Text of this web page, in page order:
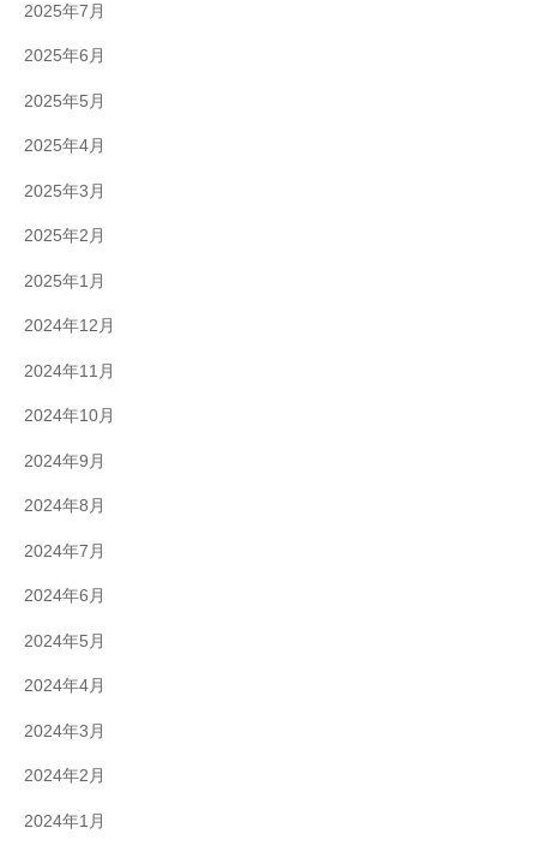
2025年7月
2025年6月
2025年5月
2025年4月
2025年3月
2025年2月
2025年1月
2024年12月
2024年11月
2024年10月
2024年9月
2024年8月
2024年7月
2024年6月
2024年5月
2024年4月
2024年3月
2024年2月
2024年1月